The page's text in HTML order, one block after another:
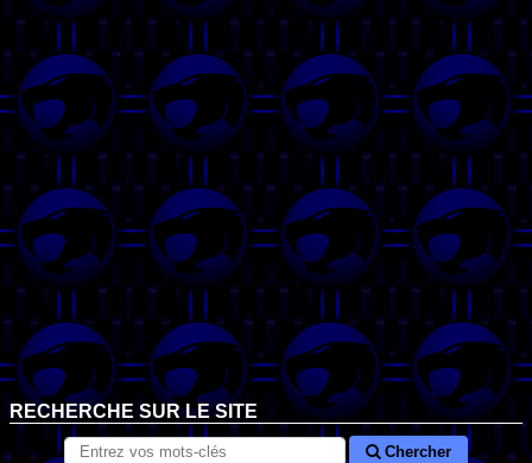
RECHERCHE SUR LE SITE
Chercher